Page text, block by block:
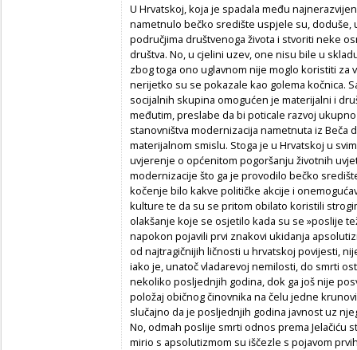
U Hrvatskoj, koja je spadala među
nametnulo bečko središte uspjele su,
područjima društvenoga života i stvoriti neke
društva. No, u cjelini uzev, one nisu bile u
zbog toga ono uglavnom nije moglo koristiti za
nerijetko su se pokazale kao golema kočnica.
socijalnih skupina omogućen je materijalni i
međutim, preslabe da bi poticale razvoj
stanovništva modernizacija nametnuta iz Beča
materijalnom smislu. Stoga je u Hrvatskoj u
uvjerenje o općenitom pogoršanju životnih
modernizacije što ga je provodilo bečko
kočenje bilo kakve političke akcije i
kulture te da su se pritom obilato koristili
olakšanje koje se osjetilo kada su se »poslije
napokon pojavili prvi znakovi ukidanja
od najtragičnijih ličnosti u hrvatskoj povijesti,
iako je, unatoč vladarevoj nemilosti, do smrti
nekoliko posljednjih godina, dok ga još nije
položaj običnog činovnika na čelu jedne
slučajno da je posljednjih godina javnost uz
No, odmah poslije smrti odnos prema Jelačiću
mirio s apsolutizmom su iščezle s pojavom